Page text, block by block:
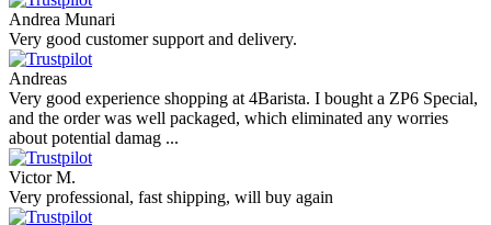
Andrea Munari
Very good customer support and delivery.
Andreas
Very good experience shopping at 4Barista. I bought a ZP6 Special,
and the order was well packaged, which eliminated any worries
about potential damag ...
Victor M.
Very professional, fast shipping, will buy again